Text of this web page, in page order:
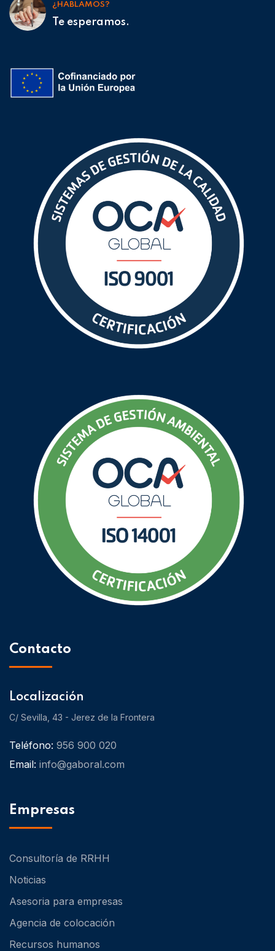
¿HABLAMOS?
Te esperamos.
Contacto
Localización
C/ Sevilla, 43 - Jerez de la Frontera
Teléfono: 956 900 020
Email: info@gaboral.com
Empresas
Consultoría de RRHH
Noticias
Asesoria para empresas
Agencia de colocación
Recursos humanos